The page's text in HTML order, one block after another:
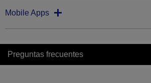
Mobile Apps
Preguntas frecuentes